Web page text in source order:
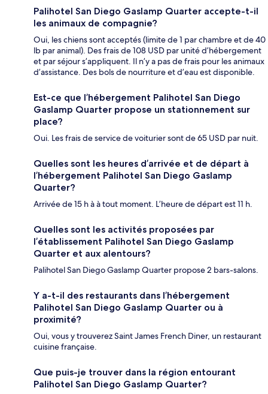
Palihotel San Diego Gaslamp Quarter accepte-t-il
les animaux de compagnie?
Oui, les chiens sont acceptés (limite de 1 par chambre et de 40
lb par animal). Des frais de 108 USD par unité d’hébergement
et par séjour s’appliquent. Il n’y a pas de frais pour les animaux
d’assistance. Des bols de nourriture et d’eau est disponible.
Est-ce que l’hébergement Palihotel San Diego
Gaslamp Quarter propose un stationnement sur
place?
Oui. Les frais de service de voiturier sont de 65 USD par nuit.
Quelles sont les heures d’arrivée et de départ à
l’hébergement Palihotel San Diego Gaslamp
Quarter?
Arrivée de 15 h à à tout moment. L’heure de départ est 11 h.
Quelles sont les activités proposées par
l’établissement Palihotel San Diego Gaslamp
Quarter et aux alentours?
Palihotel San Diego Gaslamp Quarter propose 2 bars-salons.
Y a-t-il des restaurants dans l’hébergement
Palihotel San Diego Gaslamp Quarter ou à
proximité?
Oui, vous y trouverez Saint James French Diner, un restaurant
cuisine française.
Que puis-je trouver dans la région entourant
Palihotel San Diego Gaslamp Quarter?